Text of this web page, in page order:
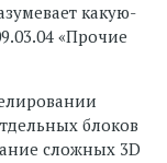
какую-
«Прочие
блоков
сложных 3D